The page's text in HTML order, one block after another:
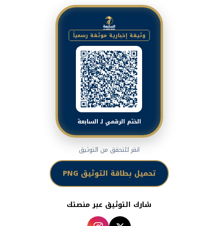
وثيقة إخبارية موثقة رسمياً
الختم الرقمي لـ السابعة
انقر للتحقق من التوثيق
تحميل بطاقة التوثيق PNG
شارك التوثيق عبر منصتك